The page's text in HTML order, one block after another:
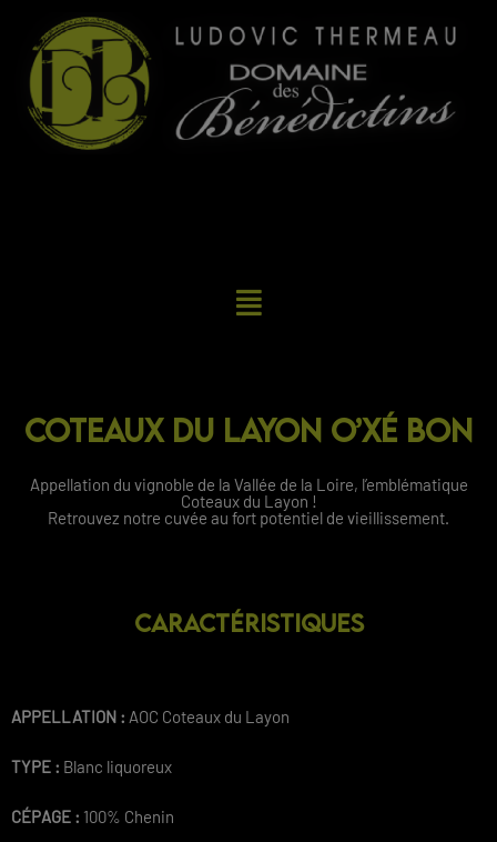
Coteaux du Layon O’XÉ BON
Appellation du vignoble de la Vallée de la Loire, l’emblématique
Coteaux du Layon !
Retrouvez notre cuvée au fort potentiel de vieillissement.
CARACTÉRISTIQUES
APPELLATION : AOC Coteaux du Layon
TYPE : Blanc liquoreux
CÉPAGE : 100% Chenin